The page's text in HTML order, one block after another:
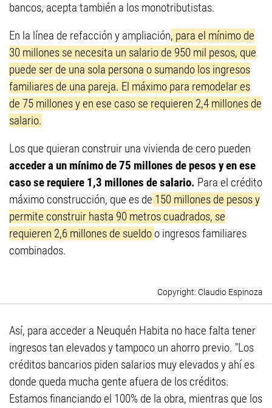
bancos, acepta también a los monotributistas.
En la línea de refacción y ampliación, para el mínimo de
30 millones se necesita un salario de 950 mil pesos, que
puede ser de una sola persona o sumando los ingresos
familiares de una pareja. El máximo para remodelar es
de 75 millones y en ese caso se requieren 2,4 millones de
salario.
Los que quieran construir una vivienda de cero pueden
acceder a un mínimo de 75 millones de pesos y en ese
caso se requiere 1,3 millones de salario. Para el crédito
máximo construcción, que es de 150 millones de pesos y
permite construir hasta 90 metros cuadrados, se
requieren 2,6 millones de sueldo o ingresos familiares
combinados.
Claudio Espinoza
Así, para acceder a Neuquén Habita no hace falta tener
ingresos tan elevados y tampoco un ahorro previo. "Los
créditos bancarios piden salarios muy elevados y ahí es
donde queda mucha gente afuera de los créditos.
Estamos financiando el 100% de la obra, mientras que los